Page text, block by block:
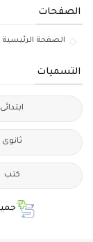
الصفحات
الصفحة الرئيسية
التسميات
ابتدائى
ثانوى
كتب